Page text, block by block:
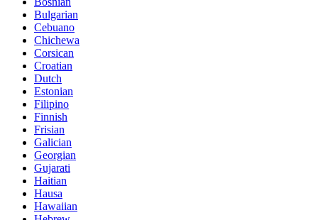
Bulgarian
Cebuano
Chichewa
Corsican
Croatian
Dutch
Estonian
Filipino
Finnish
Frisian
Galician
Georgian
Gujarati
Haitian
Hausa
Hawaiian